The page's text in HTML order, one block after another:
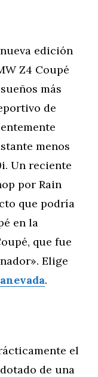
edición
Z4 Coupé
más
de
menos
Un reciente
por Rain
que podría
en la
que fue
Elige
.
el
de una